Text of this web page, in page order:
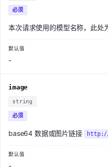
必须
-
本次请求使用的模型名称，此处
image
string
必须
base64 数据或图片链接